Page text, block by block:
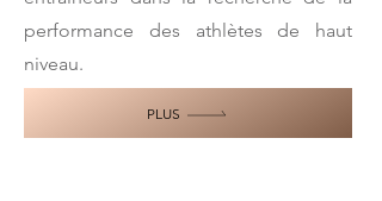
performance des athlètes de haut
niveau.
PLUS